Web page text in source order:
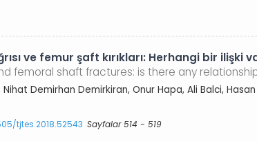
ve femur şaft kırıkları: Herhangi bir ilişki
femoral shaft fractures: is there any
Nihat Demirhan Demirkiran, Onur Hapa, Ali Balci,
tjtes.2018.52543 Sayfalar 514 - 519